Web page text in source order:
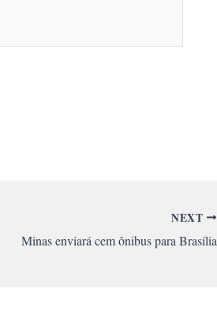
NEXT
Minas enviará cem ônibus para Brasília